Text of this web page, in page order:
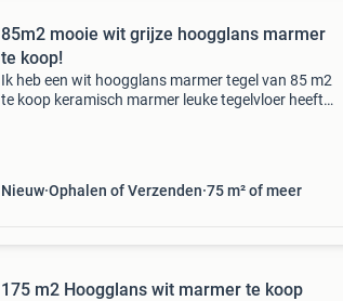
85m2 mooie wit grijze hoogglans marmer
te koop!
Ik heb een wit hoogglans marmer tegel van 85 m2
te koop keramisch marmer leuke tegelvloer heeft
Nieuw Ophalen of Verzenden 75 m² of meer
175 m2 Hoogglans wit marmer te koop